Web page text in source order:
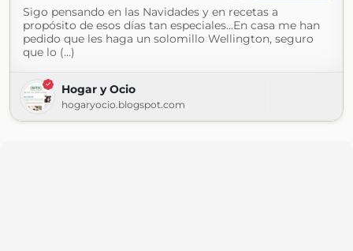
Sigo pensando en las Navidades y en recetas a
propósito de esos días tan especiales...En casa me han
pedido que les haga un solomillo Wellington, seguro
que lo (...)
Hogar y Ocio
hogaryocio.blogspot.com